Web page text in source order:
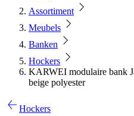
Assortiment
Meubels
Banken
Hockers
KARWEI modulaire bank
beige polyester
Hockers